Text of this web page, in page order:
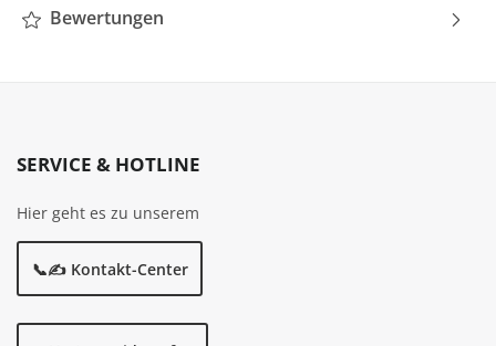
Bewertungen
SERVICE & HOTLINE
Hier geht es zu unserem
📞✍️ Kontakt-Center